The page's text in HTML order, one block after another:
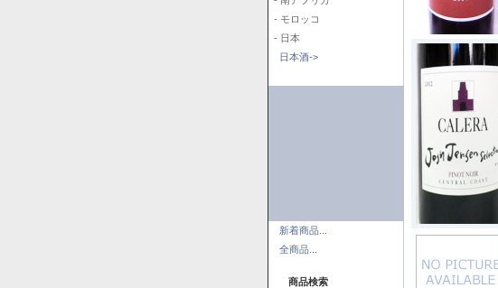
- モロッコ
- 日本
日本酒->
新着商品...
全商品...
商品検索